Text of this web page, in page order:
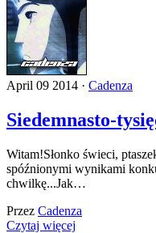
April 09 2014 · Cadenza
Siedemnasto-
Witam!Słonko świeci,
spóźnionymi wynikami
chwilkę...Jak…
Przez Cadenza
Czytaj więcej